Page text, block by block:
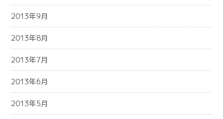
2013年9月
2013年8月
2013年7月
2013年6月
2013年5月